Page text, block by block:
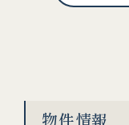
物件情報